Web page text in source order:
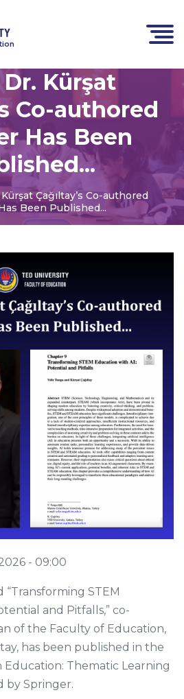
Kürşat
Co-authored
Has Been
Çağıltay’s Co-authored
Been Published...
- 09:00
STEM
and Pitfalls,” co-
of the Faculty of Education,
has been published in the
Education: Thematic Learning
by Springer.